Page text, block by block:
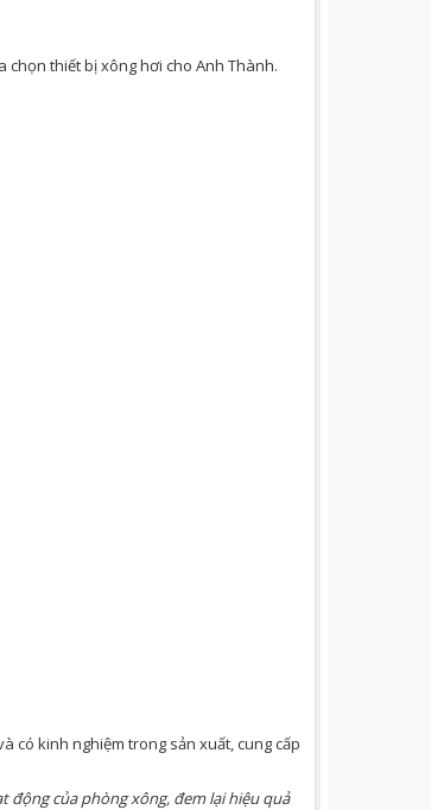
thiết bị xông hơi cho Anh Thành.
có kinh nghiệm trong sản xuất, cung cấp
động của phòng xông, đem lại hiệu quả